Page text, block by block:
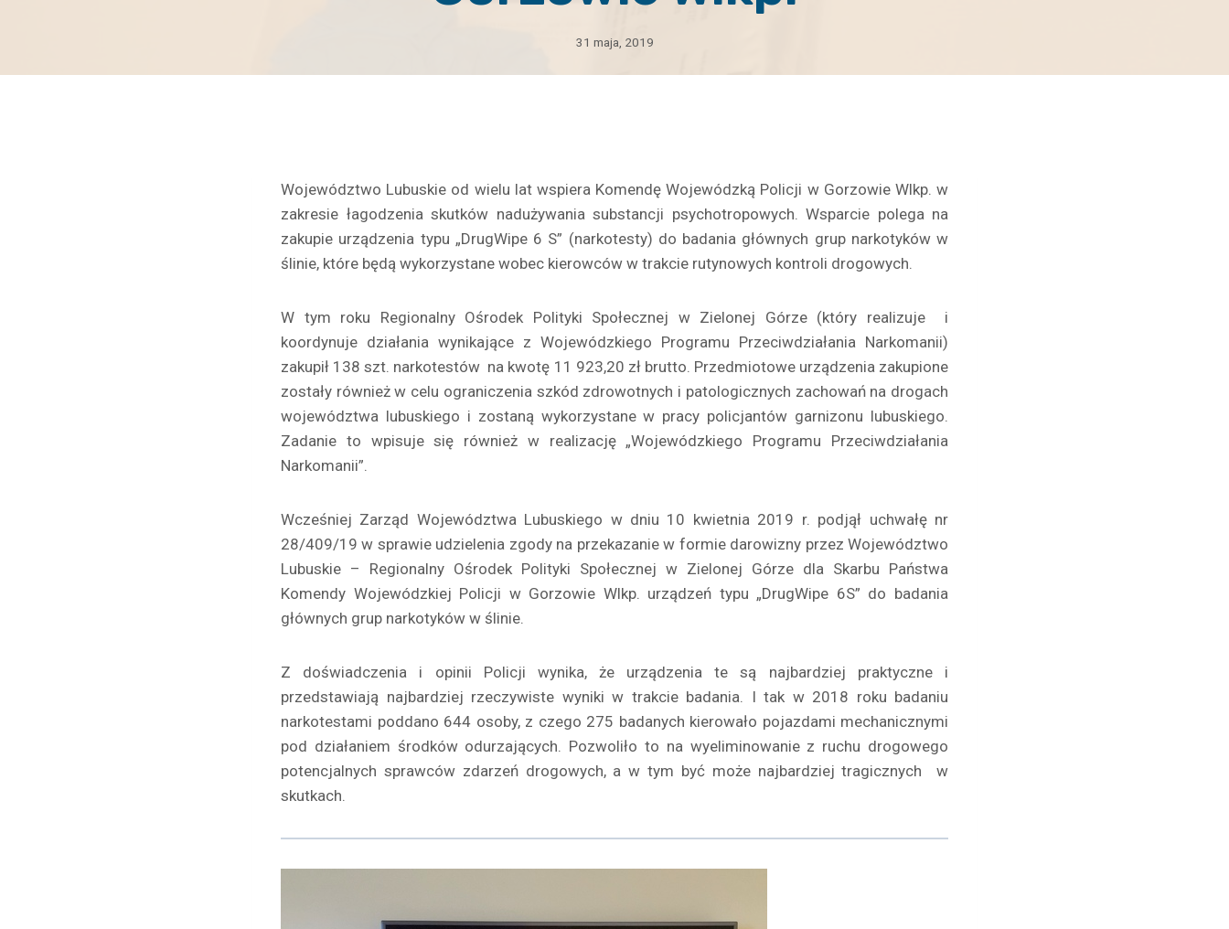
31 maja, 2019
Województwo Lubuskie od wielu lat wspiera Komendę Wojewódzką Policji w Gorzowie Wlkp. w
zakresie łagodzenia skutków nadużywania substancji psychotropowych. Wsparcie polega na
zakupie urządzenia typu „DrugWipe 6 S” (narkotesty) do badania głównych grup narkotyków w
ślinie, które będą wykorzystane wobec kierowców w trakcie rutynowych kontroli drogowych.
W tym roku Regionalny Ośrodek Polityki Społecznej w Zielonej Górze (który realizuje i
koordynuje działania wynikające z Wojewódzkiego Programu Przeciwdziałania Narkomanii)
zakupił 138 szt. narkotestów na kwotę 11 923,20 zł brutto. Przedmiotowe urządzenia zakupione
zostały również w celu ograniczenia szkód zdrowotnych i patologicznych zachowań na drogach
województwa lubuskiego i zostaną wykorzystane w pracy policjantów garnizonu lubuskiego.
Zadanie to wpisuje się również w realizację „Wojewódzkiego Programu Przeciwdziałania
Narkomanii”.
Wcześniej Zarząd Województwa Lubuskiego w dniu 10 kwietnia 2019 r. podjął uchwałę nr
28/409/19 w sprawie udzielenia zgody na przekazanie w formie darowizny przez Województwo
Lubuskie – Regionalny Ośrodek Polityki Społecznej w Zielonej Górze dla Skarbu Państwa
Komendy Wojewódzkiej Policji w Gorzowie Wlkp. urządzeń typu „DrugWipe 6S” do badania
głównych grup narkotyków w ślinie.
Z doświadczenia i opinii Policji wynika, że urządzenia te są najbardziej praktyczne i
przedstawiają najbardziej rzeczywiste wyniki w trakcie badania. I tak w 2018 roku badaniu
narkotestami poddano 644 osoby, z czego 275 badanych kierowało pojazdami mechanicznymi
pod działaniem środków odurzających. Pozwoliło to na wyeliminowanie z ruchu drogowego
potencjalnych sprawców zdarzeń drogowych, a w tym być może najbardziej tragicznych w
skutkach.